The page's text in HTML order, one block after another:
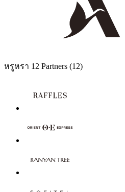
หรูหรา 12 Partners (12)